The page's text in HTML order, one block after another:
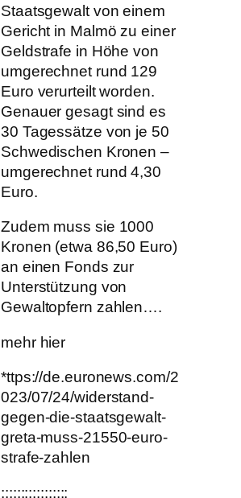
Staatsgewalt von einem
Gericht in Malmö zu einer
Geldstrafe in Höhe von
umgerechnet rund 129
Euro verurteilt worden.
Genauer gesagt sind es
30 Tagessätze von je 50
Schwedischen Kronen –
umgerechnet rund 4,30
Euro.
Zudem muss sie 1000
Kronen (etwa 86,50 Euro)
an einen Fonds zur
Unterstützung von
Gewaltopfern zahlen….
mehr hier
*ttps://de.euronews.com/2
023/07/24/widerstand-
gegen-die-staatsgewalt-
greta-muss-21550-euro-
strafe-zahlen
:::::::::::::::::